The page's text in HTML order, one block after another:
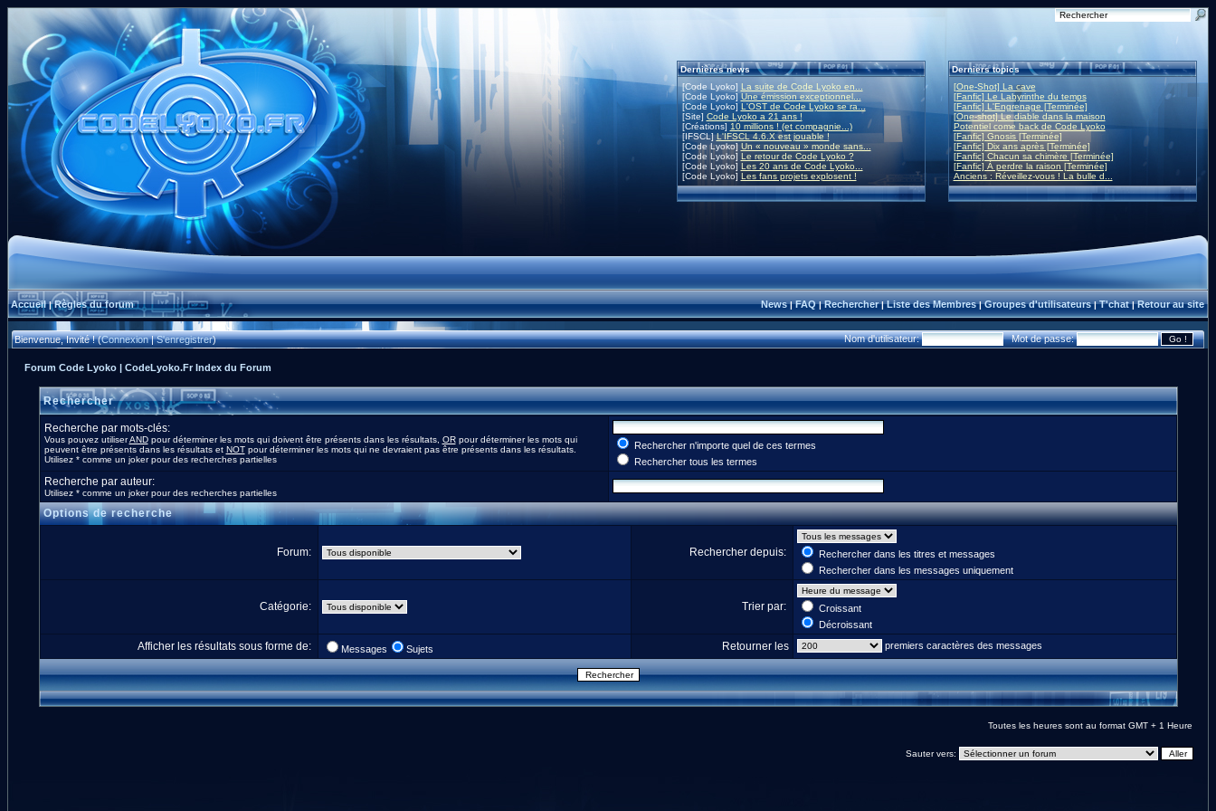
Dernières news
[Code Lyoko] La suite de Code Lyoko en...
[Code Lyoko]Une émission exceptionnel...
[Code Lyoko] L'OST de Code Lyoko se ra...
[Site] Code Lyoko a 21 ans !
[Créations] 10 millions ! (et compagnie...)
[IFSCL]L'IFSCL 4.6.X est jouable !
[Code Lyoko] Un « nouveau » monde sans...
[Code Lyoko] Le retour de Code Lyoko ?
[Code Lyoko] Les 20 ans de Code Lyoko...
[Code Lyoko] Les fans projets explosent !
Derniers topics
[One-Shot] La cave
[Fanfic] Le Labyrinthe du temps
[Fanfic] L'Engrenage [Terminée]
[One-shot] Le diable dans la maison
Potentiel come back de Code Lyoko
[Fanfic] Gnosis [Terminée]
[Fanfic] Dix ans après [Terminée]
[Fanfic] Chacun sa chimère [Terminée]
[Fanfic] À perdre la raison [Terminée]
Anciens : Réveillez-vous ! La bulle d...
Accueil|Règles du forum News|FAQ|Rechercher|Liste des Membres|Groupes d'utilisateurs|T'chat|Retour au site
Bienvenue, Invité ! (Connexion|S'enregistrer) Nom d'utilisateur: Mot de passe:
Forum Code Lyoko | CodeLyoko.Fr Index du Forum
Rechercher
Recherche par mots-clés:
Vous pouvez utiliserANDpour déterminer les mots qui doivent être présents dans les résultats, ORpour déterminer les mots qui
peuvent être présents dans les résultats et NOTpour déterminer les mots qui ne devraient pas être présents dans les résultats.
Utilisez * comme un joker pour des recherches partielles
Rechercher n'importe quel de ces termes
Rechercher tous les termes
Recherche par auteur:
Utilisez * comme un joker pour des recherches partielles
Options de recherche
Forum: Rechercher depuis:
Rechercher dans les titres et messages
Rechercher dans les messages uniquement
Catégorie: Trier par:
Croissant
Décroissant
Afficher les résultats sous forme de: Messages Sujets Retourner les premiers caractères des messages
Toutes les heures sont au format GMT + 1 Heure
Sauter vers: